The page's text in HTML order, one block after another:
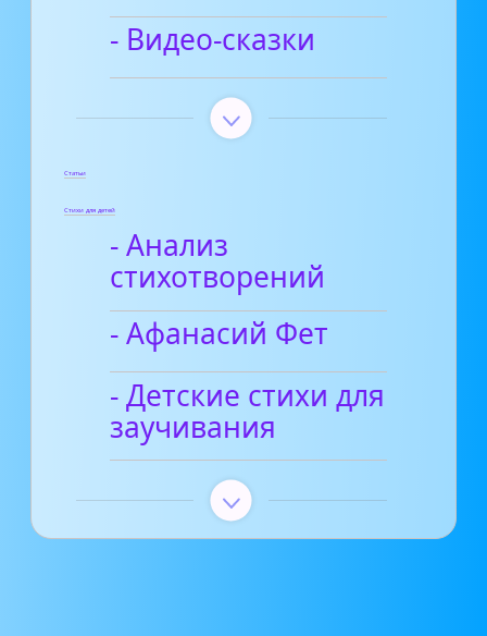
- Видео-сказки
Статьи
Стихи для детей
- Анализ
стихотворений
- Афанасий Фет
- Детские стихи для
заучивания